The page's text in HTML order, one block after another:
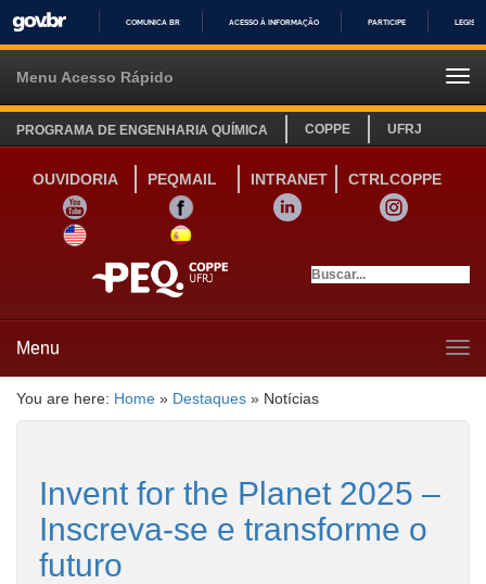
IR
COMUNICA BR ACESSO À INFORMAÇÃO PARTICIPE
Menu Acesso Rápido
PROGRAMA DE ENGENHARIA QUÍMICA COPPE UFRJ
OUVIDORIA PEQMAIL INTRANET
CTRLCOPPE
YOUTUBE
FACEBOOK LINKEDIN
INSTAGRAM
SITE INGLÊS
LINK SITE ESPANHOL
Menu
You are here: Home » Destaques » Notícias
Invent for the Planet 2025 –
Inscreva-se e transforme o
futuro